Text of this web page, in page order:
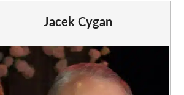
Jacek Cygan